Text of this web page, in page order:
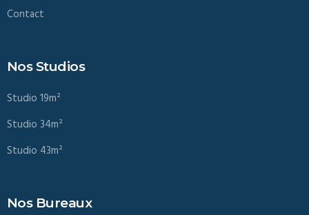
Contact
Nos Studios
Studio 19m²
Studio 34m²
Studio 43m²
Nos Bureaux